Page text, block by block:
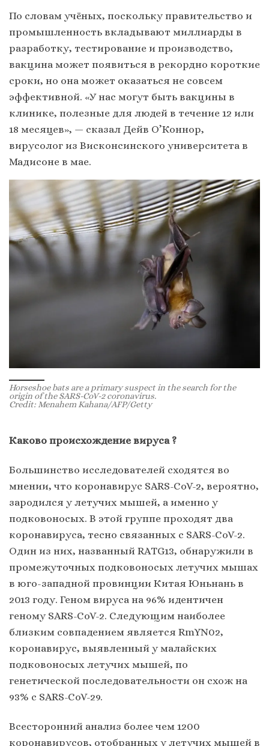
По словам учёных, поскольку правительство и
промышленность вкладывают миллиарды в
разработку, тестирование и производство,
вакцина может появиться в рекордно короткие
сроки, но она может оказаться не совсем
эффективной. «У нас могут быть вакцины в
клинике, полезные для людей в течение 12 или
18 месяцев», — сказал Дейв О’Коннор,
вирусолог из Висконсинского университета в
Мадисоне в мае.
Horseshoe bats are a primary suspect in the search for the
origin of the SARS-CoV-2 coronavirus.
Credit: Menahem Kahana/AFP/Getty
Каково происхождение вируса ?
Большинство исследователей сходятся во
мнении, что коронавирус SARS-CoV-2, вероятно,
зародился у летучих мышей, а именно у
подковоносых. В этой группе проходят два
коронавируса, тесно связанных с SARS-CoV-2.
Один из них, названный RATG13, обнаружили в
промежуточных подковоносых летучих мышах
в юго-западной провинции Китая Юньнань в
2013 году. Геном вируса на 96% идентичен
геному SARS-CoV-2. Следующим наиболее
близким совпадением является RmYN02,
коронавирус, выявленный у малайских
подковоносых летучих мышей, по
генетической последовательности он схож на
93% с SARS-CoV-29.
Всесторонний анализ более чем 1200
коронавирусов, отобранных у летучих мышей в